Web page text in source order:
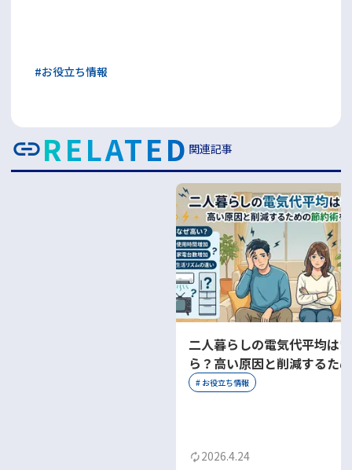
#お役立ち情報
RELATED 関連記事
二人暮らしの電気代平均は
ら？高い原因と削減するた
約術を解説
# お役立ち情報
2026.4.24